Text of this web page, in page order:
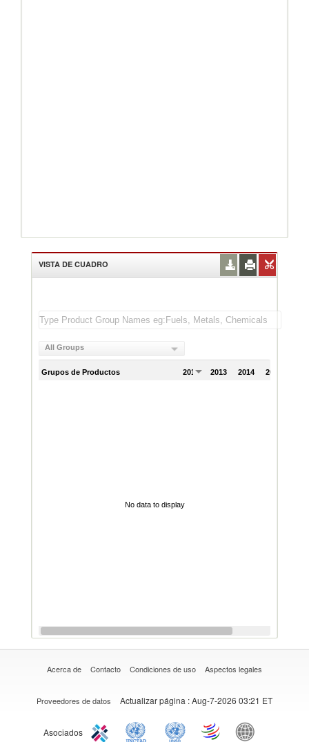
VISTA DE CUADRO
All Groups
Grupos de Productos 2012 2013 2014 2015
No data to display
Acerca de Contacto Condiciones de uso Aspectos legales
Proveedores de datos Actualizar página : Aug-7-2026 03:21 ET
Asociados